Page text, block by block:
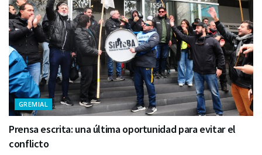
GREMIAL
Prensa escrita: una última oportunidad para evitar el
conflicto